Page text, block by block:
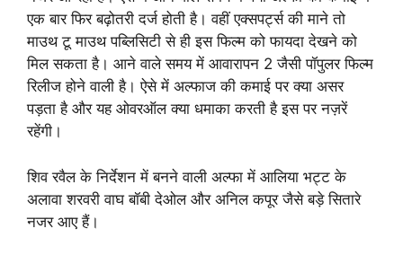
एक बार फिर बढ़ोतरी दर्ज होती है। वहीं एक्सपर्ट्स की माने तो
माउथ टू माउथ पब्लिसिटी से ही इस फिल्म को फायदा देखने को
मिल सकता है। आने वाले समय में आवारापन 2 जैसी पॉपुलर फिल्म
रिलीज होने वाली है। ऐसे में अल्फाज की कमाई पर क्या असर
पड़ता है और यह ओवरऑल क्या धमाका करती है इस पर नज़रें
रहेंगी।
शिव रवैल के निर्देशन में बनने वाली अल्फा में आलिया भट्ट के
अलावा शरवरी वाघ बॉबी देओल और अनिल कपूर जैसे बड़े सितारे
नजर आए हैं।